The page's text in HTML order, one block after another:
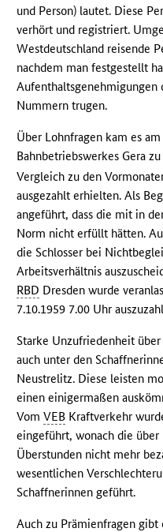
und Person) lautet. Diese
verhört und registriert.
Westdeutschland reisende
nachdem man festgestellt
Aufenthaltsgenehmigungen
Nummern trugen.
Über Lohnfragen kam es
Bahnbetriebswerkes Gera
Vergleich zu den
ausgezahlt erhielten. Als
angeführt, dass die mit in
Norm nicht erfüllt hätten.
die Schlosser bei
Arbeitsverhältnis
RBD Dresden wurde
7.10.1959 7.00 Uhr
Starke Unzufriedenheit
auch unter den
Neustrelitz. Diese leisten
einen einigermaßen
VomVEB Kraftverkehr
eingeführt, wonach die
Überstunden nicht mehr
wesentlichen
Schaffnerinnen geführt.
Auch zu Prämienfragen